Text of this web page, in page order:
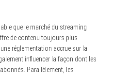
que le marché du streaming
de contenu toujours plus
réglementation accrue sur la
influencer la façon dont les
Parallèlement, les